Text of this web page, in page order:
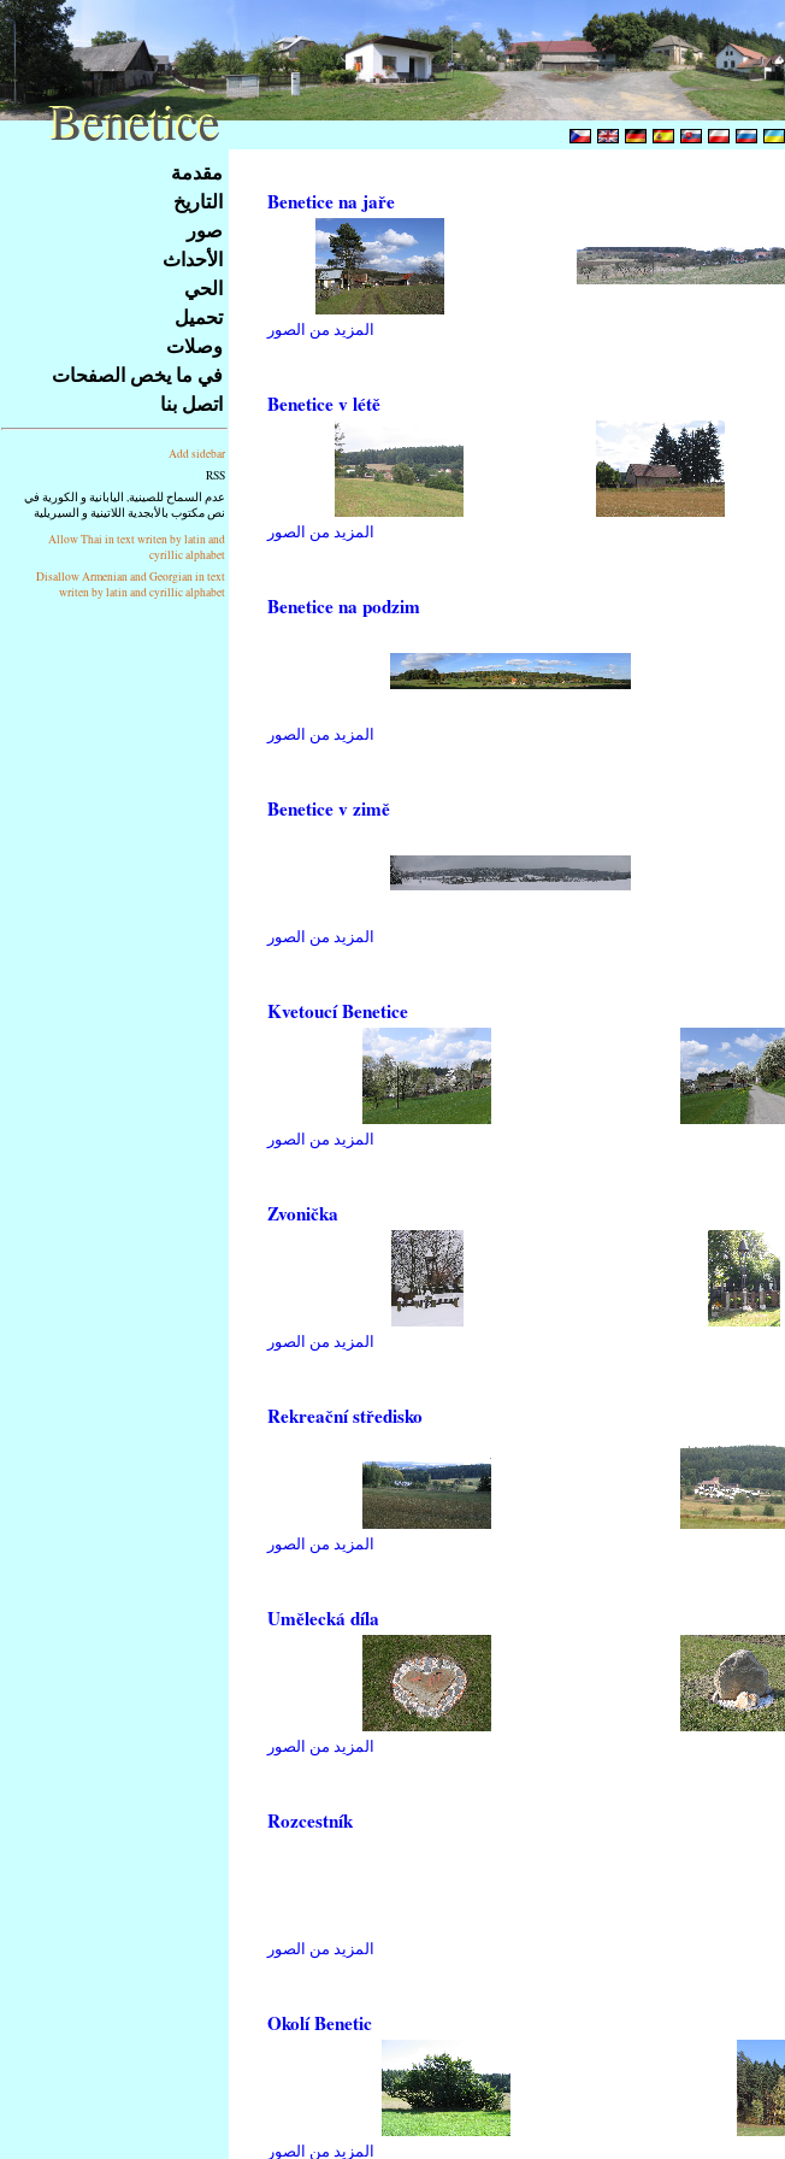
základní
strana
مقدمة
التاريخ
صور
الأحداث
الحي
تحميل
وصلات
في ما يخص الصفحات
اتصل بنا
Add sidebar
RSS
عدم السماح للصينية, اليابانية و الكورية في
نص مكتوب بالأبجدية اللاتينية و السيريلية
Allow Thai in text writen by latin and
cyrillic alphabet
Disallow Armenian and Georgian in text
writen by latin and cyrillic alphabet
Benetice na jaře
المزيد من الصور
Benetice v létě
المزيد من الصور
Benetice na podzim
المزيد من الصور
Benetice v zimě
المزيد من الصور
Kvetoucí Benetice
المزيد من الصور
Zvonička
المزيد من الصور
Rekreační středisko
المزيد من الصور
Umělecká díla
المزيد من الصور
Rozcestník
المزيد من الصور
Okolí Benetic
المزيد من الصور
Benetice
Benetice